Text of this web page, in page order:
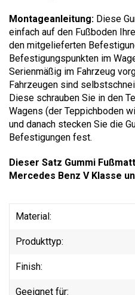
Montageanleitung: Diese
einfach auf den Fußboden
den mitgelieferten
Befestigungspunkten im
Serienmäßig im Fahrzeug
Fahrzeugen sind
Diese schrauben Sie in den
Wagens (der Teppichboden
und danach stecken Sie die
Befestigungen fest.
Dieser Satz Gummi
Mercedes Benz V Klasse
Material:
Produkttyp:
Finish:
Geeignet für: